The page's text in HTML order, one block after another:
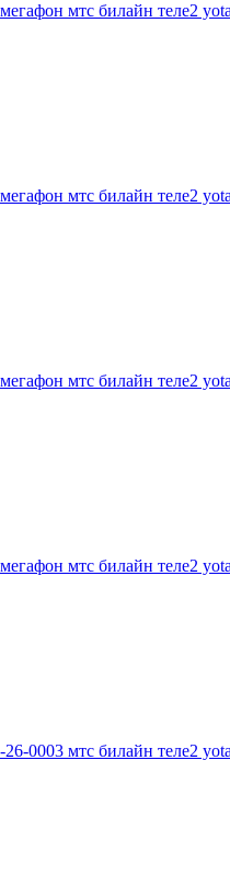
мтс билайн теле2
мтс билайн теле2
мтс билайн теле2
мтс билайн теле2
0003 мтс билайн теле2